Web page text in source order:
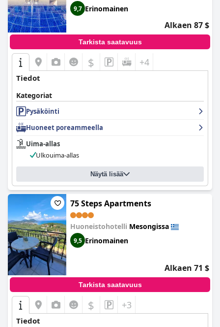
9,7 Erinomainen
Alkaen 87 $
Tarkista saatavuus
$ +4
Tiedot
Kategoriat
Pysäköinti
Huoneet poreammeella
Uima-allas
Ulkouima-allas
Näytä lisää
75 Steps Apartments
Huoneistohotelli Mesongissa
9,5 Erinomainen
Alkaen 71 $
Tarkista saatavuus
$ +3
Tiedot